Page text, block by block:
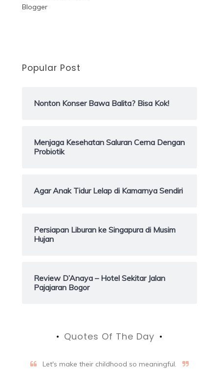
Popular Post
Nonton Konser Bawa Balita? Bisa Kok!
Menjaga Kesehatan Saluran Cerna Dengan
Probiotik
Agar Anak Tidur Lelap di Kamarnya Sendiri
Persiapan Liburan ke Singapura di Musim
Hujan
Review D’Anaya – Hotel Sekitar Jalan
Pajajaran Bogor
Quotes Of The Day
Let's make their childhood so meaningful.